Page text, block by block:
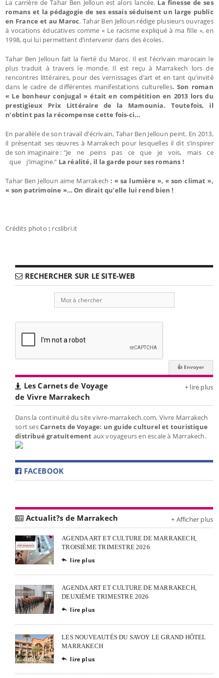
La carrière de Tahar Ben Jelloun est alors lancée. La finesse de ses
romans et la pédagogie de ses essais séduisent un large public
en France et au Maroc. Tahar Ben Jelloun rédige plusieurs ouvrages
à vocations éducatives comme « Le racisme expliqué à ma fille », en
1998, qui lui permettent d’intervenir dans des écoles.
Tahar Ben Jelloun fait la fierté du Maroc. Il est l’écrivain marocain le
plus traduit à travers le monde. Il est reçu à Marrakech lors de
rencontres littéraires, pour des vernissages d’art et en tant qu’invité
dans le cadre de différentes manifestations culturelles. Son roman
« Le bonheur conjugal » était en compétition en 2013 lors du
prestigieux Prix Littéraire de la Mamounia. Toutefois, il
n’obtint pas la récompense cette fois-ci...
En parallèle de son travail d’écrivain, Tahar Ben Jelloun peint. En 2013,
il présentait ses œuvres à Marrakech pour lesquelles il dit s’inspirer
de son imaginaire : "Je ne peins pas ce que je vois, mais ce
que j’imagine." La réalité, il la garde pour ses romans !
Tahar Ben Jelloun aime Marrakech : « sa lumière », « son climat »,
« son patrimoine »… On dirait qu’elle lui rend bien !
Crédits photo : rcslibri.it
RECHERCHER SUR LE SITE-WEB
Les Carnets de Voyage
de Vivre Marrakech
+ lire plus
Dans la continuité du site vivre-marrakech.com, Vivre Marrakech
sort sesCarnets de Voyage: un guide culturel et touristique
distribué gratuitement aux voyageurs en escale à Marrakech.
FACEBOOK
Actualit?s de Marrakech + Afficher plus
AGENDA ART ET CULTURE DE MARRAKECH,
TROISIÈME TRIMESTRE 2026
 lire plus
AGENDA ART ET CULTURE DE MARRAKECH,
DEUXIÈME TRIMESTRE 2026
 lire plus
LES NOUVEAUTÉS DU SAVOY LE GRAND HÔTEL
MARRAKECH
 lire plus